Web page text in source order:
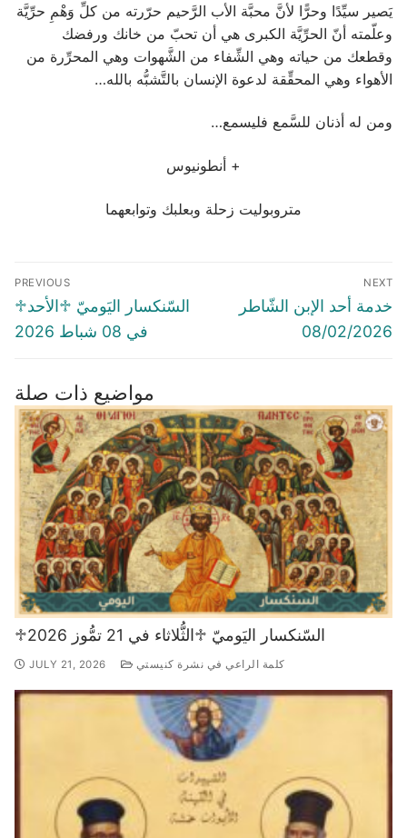
يَصير سيِّدًا وحرًّا لأنَّ محبَّة الأب الرَّحيم حرّرته من كلِّ وَهْمِ حرِّيَّة
وعلّمته أنّ الحرِّيَّة الكبرى هي أن تحبّ من خانك ورفضك
وقطعك من حياته وهي الشِّفاء من الشَّهوات وهي المحرِّرة من
الأهواء وهي المحقِّقة لدعوة الإنسان بالتَّشبُّه بالله…
ومن له أذنان للسَّمع فليسمع…
+ أنطونيوس
متروبوليت زحلة وبعلبك وتوابعهما
Post
navigation
PREVIOUS
Previous
post:
♱السّنكسار اليَوميّ ♱الأحد
في 08 شباط 2026
NEXT
Next
خدمة أحد الإبن الشّاطر
08/02/2026
مواضيع ذات صلة
♱السّنكسار اليَوميّ ♱الثُّلاثاء في 21 تمُّوز 2026
JULY 21, 2026 كلمة الراعي في نشرة كنيستي